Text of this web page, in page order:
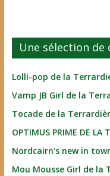
Une sélection
Lolli-pop de la
Vamp JB Girl de la
Tocade de la
OPTIMUS PRIME DE LA
Nordcairn's new in
Mou Mousse Girl de la